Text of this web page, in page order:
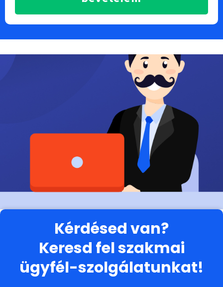
Kérdésed van?
Keresd fel szakmai
ügyfél-szolgálatunkat!